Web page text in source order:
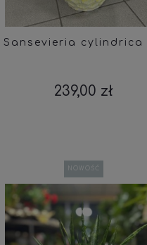
Sansevieria cylindrica
239,00 zł
NOWOŚĆ